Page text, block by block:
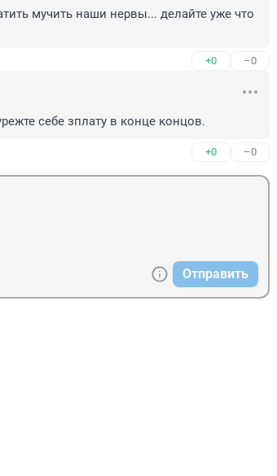
мучить наши нервы... делайте уже что
+0 –0
себе зплату в конце концов.
+0 –0
Отправить